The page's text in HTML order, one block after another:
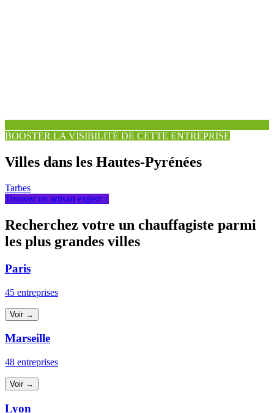
BOOSTER LA VISIBILITÉ DE CETTE ENTREPRISE
Villes dans les Hautes-Pyrénées
Tarbes
Trouver un artisan expert ↑
Recherchez votre un chauffagiste parmi
les plus grandes villes
Paris
45 entreprises
Voir →
Marseille
48 entreprises
Voir →
Lyon